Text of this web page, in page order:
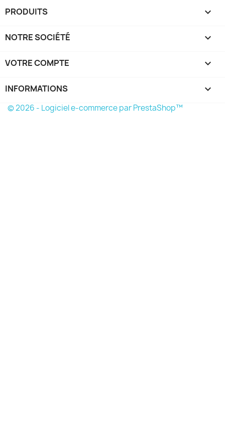
PRODUITS 
NOTRE SOCIÉTÉ 
VOTRE COMPTE 
INFORMATIONS keyboard_arrow_down
© 2026 - Logiciel e-commerce par PrestaShop™